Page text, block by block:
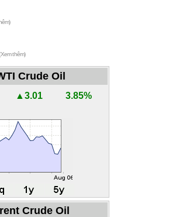
thêm)
Crude Oil
▲3.01 3.85%
Crude Oil